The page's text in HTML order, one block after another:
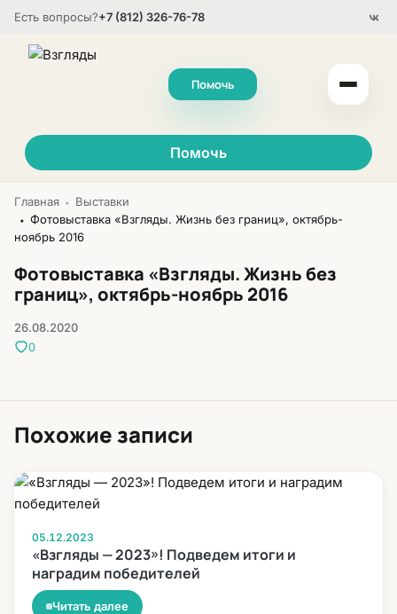
Есть вопросы?+7 (812) 326-76-78
Помочь
Помочь
Главная • Выставки
• Фотовыставка «Взгляды. Жизнь без границ», октябрь-
ноябрь 2016
Фотовыставка «Взгляды. Жизнь без
границ», октябрь-ноябрь 2016
26.08.2020
0
Похожие записи
05.12.2023
«Взгляды — 2023»! Подведем итоги и
наградим победителей
Читать далее